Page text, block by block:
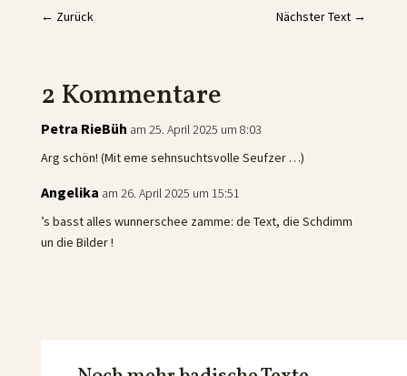
← Zurück Nächster Text →
2 Kommentare
Petra RieBüh am 25. April 2025 um 8:03
Arg schön! (Mit eme sehnsuchtsvolle Seufzer …)
Angelika am 26. April 2025 um 15:51
’s basst alles wunnerschee zamme: de Text, die Schdimm
un die Bilder !